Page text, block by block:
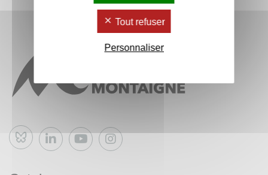
Bluesky
Tout refuser
Personnaliser